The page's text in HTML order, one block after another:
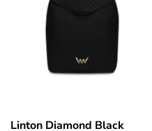
Linton Diamond Black